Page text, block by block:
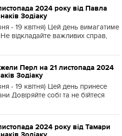
2024 року від Павла
Зодіаку
- 19 квітня) Цей день вимагатиме
Не відкладайте важливих справ,
Перл на 21 листопада 2024
Зодіаку
- 19 квітня) Цей день принесе
Довіряйте собі та не бійтеся
2024 року від Тамари